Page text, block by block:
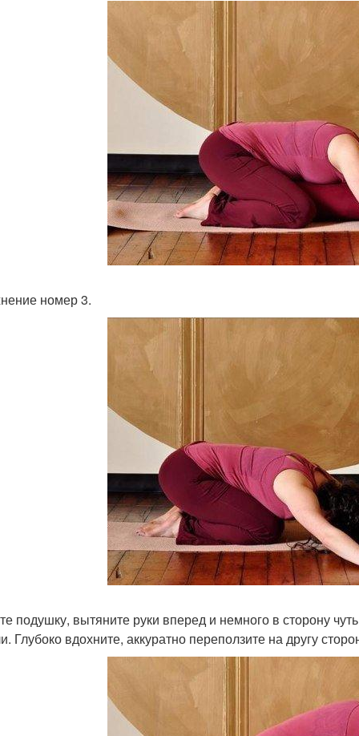
номер 3.
подушку, вытяните руки вперед и немного в сторону
Глубоко вдохните, аккуратно переползите на другу